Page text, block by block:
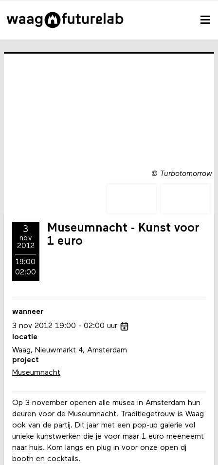
© Turbotomorrow
3
nov
2012
19:00
02:00
Museumnacht - Kunst voor
1 euro
Op 3 november openen alle musea in Amsterdam hun
deuren voor de Museumnacht. Traditiegetrouw is Waag
ook van de partij. Dit jaar met een pop-up galerie vol
unieke kunstwerken die je voor maar 1 euro meeneemt
naar huis. Kom langs en plug in voor onze open dj
booth en cocktails.
wanneer
3 nov 2012 19:00 02:00 uur
locatie
Waag, Nieuwmarkt 4, Amsterdam
project
Museumnacht